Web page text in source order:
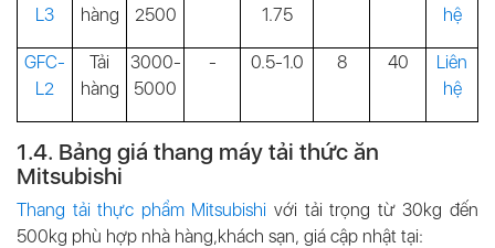
L3 hàng 2500 1.75 hệ
GFC-
L2
Tải
hàng
3000-
5000
- 0.5-1.0 8 40
Liên
hệ
1.4. Bảng giá thang máy tải thức ăn
Mitsubishi
Thang tải thực phẩm Mitsubishi với tải trọng từ 30kg đến
500kg phù hợp nhà hàng,khách sạn, giá cập nhật tại: